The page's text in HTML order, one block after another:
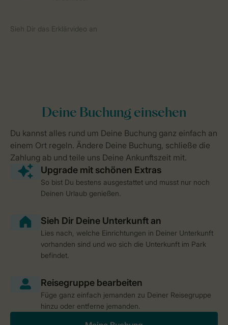
So bist Du bestens ausgestattet und musst nur noch
Deinen Urlaub genießen.
Lies nach, welche Einrichtungen in Deiner Unterkunft
vorhanden sind und wo sich die Unterkunft im Park
befindet.
Füge ganz einfach jemanden zu Deiner Reisegruppe
hinzu oder entferne jemanden.